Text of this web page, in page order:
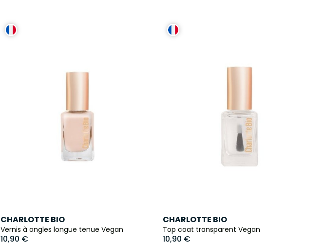
CHARLOTTE BIO
Vernis à ongles longue tenue Vegan
10,90 €
CHARLOTTE BIO
Top coat transparent Vegan
10,90 €